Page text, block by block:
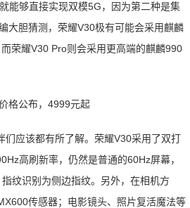
能够直接实现双模5G，因为第二种是集
大胆猜测，荣耀V30极有可能会采用麒麟
荣耀V30 Pro则会采用更高端的麒麟990
们应该都有所了解。荣耀V30采用了双打
高刷新率，仍然是普通的60Hz屏幕，
纹识别为侧边指纹。另外，在相机方
传感器；电影镜头、照片复活魔法等